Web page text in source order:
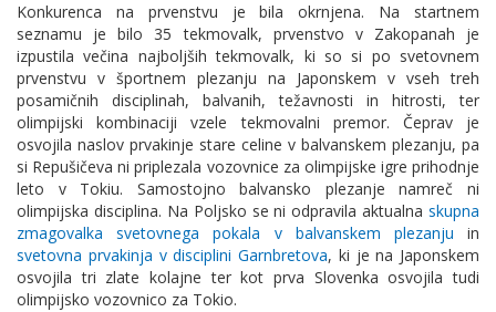
Konkurenca na prvenstvu je bila okrnjena. Na startnem
seznamu je bilo 35 tekmovalk, prvenstvo v Zakopanah je
izpustila večina najboljših tekmovalk, ki so si po svetovnem
prvenstvu v športnem plezanju na Japonskem v vseh treh
posamičnih disciplinah, balvanih, težavnosti in hitrosti, ter
olimpijski kombinaciji vzele tekmovalni premor. Čeprav je
osvojila naslov prvakinje stare celine v balvanskem plezanju, pa
si Repušičeva ni priplezala vozovnice za olimpijske igre prihodnje
leto v Tokiu. Samostojno balvansko plezanje namreč ni
olimpijska disciplina. Na Poljsko se ni odpravila aktualna skupna
zmagovalka svetovnega pokala v balvanskem plezanju in
svetovna prvakinja v disciplini Garnbretova, ki je na Japonskem
osvojila tri zlate kolajne ter kot prva Slovenka osvojila tudi
olimpijsko vozovnico za Tokio.